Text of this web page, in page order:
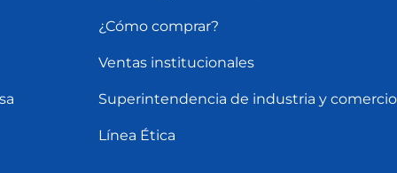
¿Cómo comprar?
Ventas institucionales
Superintendencia de industria y comercio
Línea Ética